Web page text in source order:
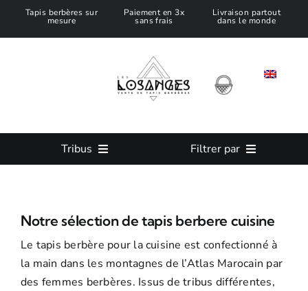
PasserTapis berbères sur
mesure
Paiement en 3x
sans frais
Livraison partout
dans le monde
Tribus
Tapis Beni Ouarain
Filtrer par
Tapis sur mesure
Notre sélection de tapis berbere cuisine
Le tapis berbère pour la cuisine est confectionné à
la main dans les montagnes de l’Atlas Marocain par
des femmes berbères. Issus de tribus différentes,